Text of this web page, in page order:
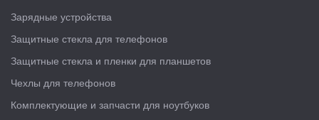
Зарядные устройства
Защитные стекла для телефонов
Защитные стекла и пленки для планшетов
Чехлы для телефонов
Комплектующие и запчасти для ноутбуков